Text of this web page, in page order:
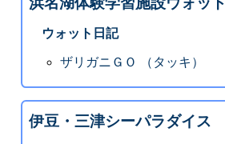
ウォット日記
ザリガニＧＯ （タッキ）
伊豆・三津シーパラダイス